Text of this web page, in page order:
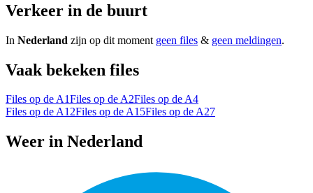
Verkeer in de buurt
In Nederland zijn op dit moment geen files & geen meldingen.
Vaak bekeken files
Files op de A1Files op de A2Files op de A4
Files op de A12Files op de A15Files op de A27
Weer in Nederland